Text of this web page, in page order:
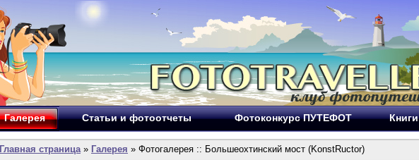
Галерея Статьи и фотоотчеты Фотоконкурс ПУТЕФОТ Книги
Главная страница» Галерея » Фотогалерея :: Большеохтинский мост (KonstRuctor)